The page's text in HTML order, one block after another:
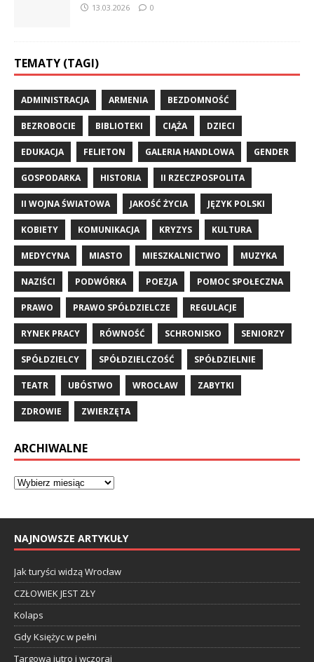
13.03.2026 0
TEMATY (TAGI)
ADMINISTRACJA ARMENIA BEZDOMNOŚĆ
BEZROBOCIE BIBLIOTEKI CIĄŻA DZIECI
EDUKACJA FELIETON GALERIA HANDLOWA GENDER
GOSPODARKA HISTORIA II RZECZPOSPOLITA
II WOJNA ŚWIATOWA JAKOŚĆ ŻYCIA JĘZYK POLSKI
KOBIETY KOMUNIKACJA KRYZYS KULTURA
MEDYCYNA MIASTO MIESZKALNICTWO MUZYKA
NAZIŚCI PODWÓRKA POEZJA POMOC SPOŁECZNA
PRAWO PRAWO SPÓŁDZIELCZE REGULACJE
RYNEK PRACY RÓWNOŚĆ SCHRONISKO SENIORZY
SPÓŁDZIELCY SPÓŁDZIELCZOŚĆ SPÓŁDZIELNIE
TEATR UBÓSTWO WROCŁAW ZABYTKI
ZDROWIE ZWIERZĘTA
ARCHIWALNE
NAJNOWSZE ARTYKUŁY
Jak turyści widzą Wrocław
CZŁOWIEK JEST ZŁY
Kolaps
Gdy Księżyc w pełni
Targowa jutro i wczoraj